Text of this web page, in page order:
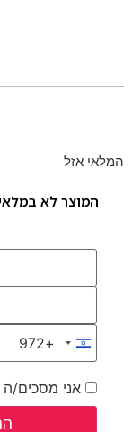
המלאי אזל
המוצר לא
Israel +972
+972
אני מסכים/ה